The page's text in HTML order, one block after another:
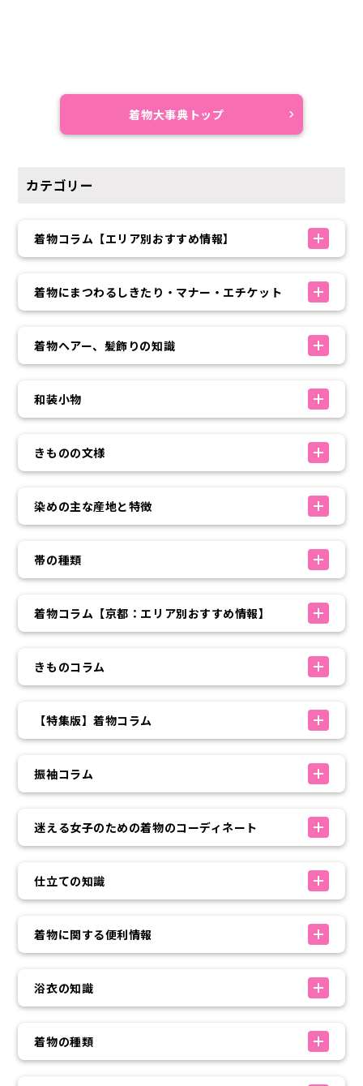
着物大事典トップ
カテゴリー
着物コラム【エリア別おすすめ情報】
着物にまつわるしきたり・マナー・エチケット
着物ヘアー、髪飾りの知識
和装小物
きものの文様
染めの主な産地と特徴
帯の種類
着物コラム【京都：エリア別おすすめ情報】
きものコラム
【特集版】着物コラム
振袖コラム
迷える女子のための着物のコーディネート
仕立ての知識
着物に関する便利情報
浴衣の知識
着物の種類